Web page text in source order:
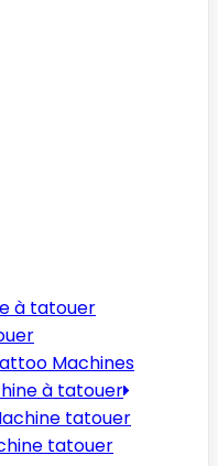
à tatouer
Machines
à tatouer
tatouer